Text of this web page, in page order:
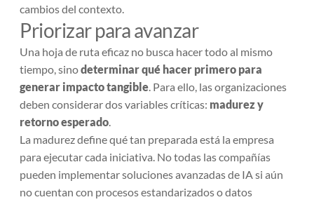
cambios del contexto.
Priorizar para avanzar
Una hoja de ruta eficaz no busca hacer todo al mismo
tiempo, sinodeterminar qué hacer primero para
generar impacto tangible. Para ello, las organizaciones
deben considerar dos variables críticas: madurez y
retorno esperado.
La madurez define qué tan preparada está la empresa
para ejecutar cada iniciativa. No todas las compañías
pueden implementar soluciones avanzadas de IA si aún
no cuentan con procesos estandarizados o datos